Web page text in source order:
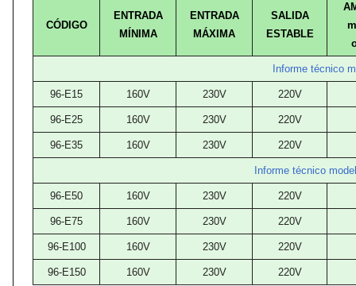
CÓDIGO
ENTRADA
MÍNIMA
ENTRADA
MÁXIMA
SALIDA
ESTABLE
Informe técnico
96-E15 160V 230V 220V
96-E25 160V 230V 220V
96-E35 160V 230V 220V
Informe técnico
96-E50 160V 230V 220V
96-E75 160V 230V 220V
96-E100 160V 230V 220V
96-E150 160V 230V 220V